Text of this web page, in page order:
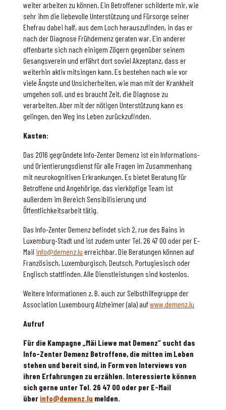
weiter arbeiten zu können. Ein Betroffener schilderte mir, wie
sehr ihm die liebevolle Unterstützung und Fürsorge seiner
Ehefrau dabei half, aus dem Loch herauszufinden, in das er
nach der Diagnose Frühdemenz geraten war. Ein anderer
offenbarte sich nach einigem Zögern gegenüber seinem
Gesangsverein und erfährt dort soviel Akzeptanz, dass er
weiterhin aktiv mitsingen kann. Es bestehen nach wie vor
viele Ängste und Unsicherheiten, wie man mit der Krankheit
umgehen soll, und es braucht Zeit, die Diagnose zu
verarbeiten. Aber mit der nötigen Unterstützung kann es
gelingen, den Weg ins Leben zurückzufinden.
Kasten:
Das 2016 gegründete Info-Zenter Demenz ist ein Informations-
und Orientierungsdienst für alle Fragen im Zusammenhang
mit neurokognitiven Erkrankungen. Es bietet Beratung für
Betroffene und Angehörige, das vierköpfige Team ist
außerdem im Bereich Sensibilisierung und
Öffentlichkeitsarbeit tätig.
Das Info-Zenter Demenz befindet sich 2, rue des Bains in
Luxemburg-Stadt und ist zudem unter Tel. 26 47 00 oder per E-
Mail info@demenz.lu erreichbar. Die Beratungen können auf
Französisch, Luxemburgisch, Deutsch, Portugiesisch oder
Englisch stattfinden. Alle Dienstleistungen sind kostenlos.
Weitere Informationen z. B. auch zur Selbsthilfegruppe der
Association Luxembourg Alzheimer (ala) aufwww.demenz.lu
Aufruf
Für die Kampagne „Mäi Liewe mat Demenz“ sucht das
Info-Zenter Demenz Betroffene, die mitten im Leben
stehen und bereit sind, in Form von Interviews von
ihren Erfahrungen zu erzählen. Interessierte können
sich gerne unter Tel. 26 47 00 oder per E-Mail
über info@demenz.lu melden.